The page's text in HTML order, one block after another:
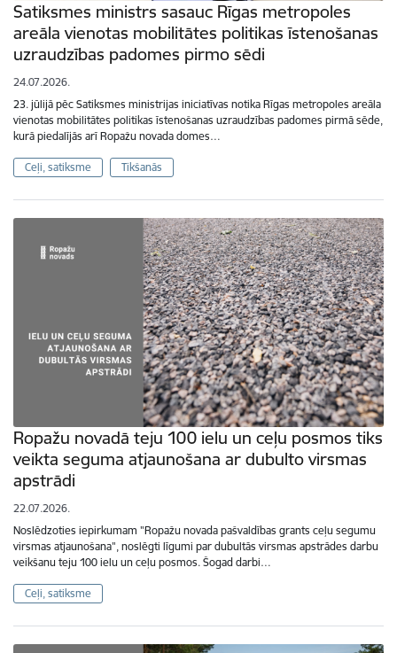
Satiksmes ministrs sasauc Rīgas metropoles
areāla vienotas mobilitātes politikas īstenošanas
uzraudzības padomes pirmo sēdi
24.07.2026.
23. jūlijā pēc Satiksmes ministrijas iniciatīvas notika Rīgas metropoles areāla
vienotas mobilitātes politikas īstenošanas uzraudzības padomes pirmā sēde,
kurā piedalījās arī Ropažu novada domes…
Ceļi, satiksme Tikšanās
Ropažu novadā teju 100 ielu un ceļu posmos tiks
veikta seguma atjaunošana ar dubulto virsmas
apstrādi
22.07.2026.
Noslēdzoties iepirkumam "Ropažu novada pašvaldības grants ceļu segumu
virsmas atjaunošana", noslēgti līgumi par dubultās virsmas apstrādes darbu
veikšanu teju 100 ielu un ceļu posmos. Šogad darbi…
Ceļi, satiksme